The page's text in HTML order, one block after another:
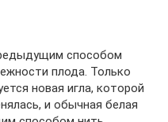
способом
плода. Только
новая игла, которой
и обычная белая